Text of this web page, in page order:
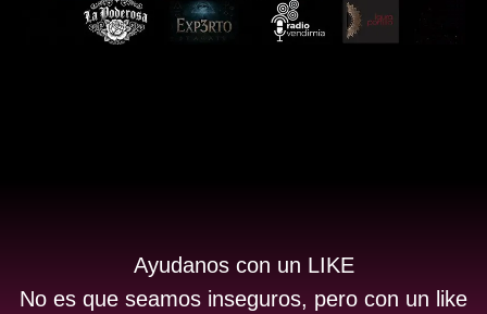
Ayudanos con un LIKE
No es que seamos inseguros, pero con un like